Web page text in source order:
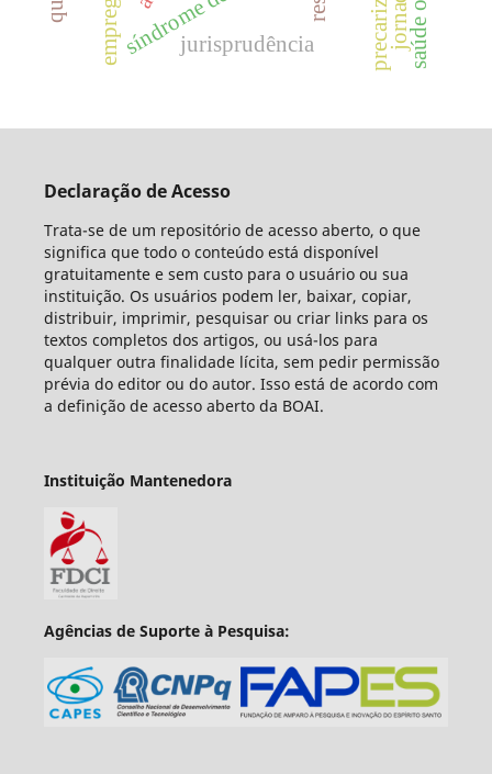
jurisprudência
Declaração de Acesso
Trata-se de um repositório de acesso aberto, o que
significa que todo o conteúdo está disponível
gratuitamente e sem custo para o usuário ou sua
instituição. Os usuários podem ler, baixar, copiar,
distribuir, imprimir, pesquisar ou criar links para os
textos completos dos artigos, ou usá-los para
qualquer outra finalidade lícita, sem pedir permissão
prévia do editor ou do autor. Isso está de acordo com
a definição de acesso aberto da BOAI.
Instituição Mantenedora
Agências de Suporte à Pesquisa: